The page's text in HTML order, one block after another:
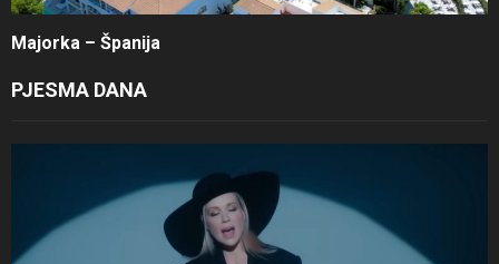
Majorka – Španija
PJESMA DANA